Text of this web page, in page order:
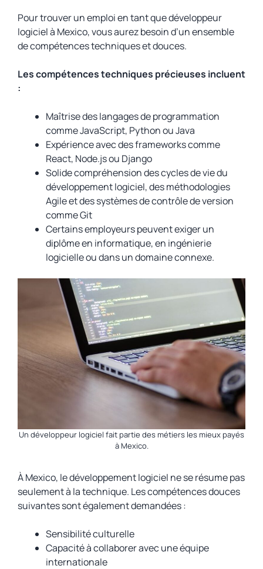
Pour trouver un emploi en tant que développeur
logiciel à Mexico, vous aurez besoin d’un ensemble
de compétences techniques et douces.
Les compétences techniques précieuses incluent
:
Maîtrise des langages de programmation
comme JavaScript, Python ou Java
Expérience avec des frameworks comme
React, Node.js ou Django
Solide compréhension des cycles de vie du
développement logiciel, des méthodologies
Agile et des systèmes de contrôle de version
comme Git
Certains employeurs peuvent exiger un
diplôme en informatique, en ingénierie
logicielle ou dans un domaine connexe.
Un développeur logiciel fait partie des métiers les mieux payés
à Mexico.
À Mexico, le développement logiciel ne se résume pas
seulement à la technique. Les compétences douces
suivantes sont également demandées :
Sensibilité culturelle
Capacité à collaborer avec une équipe
internationale